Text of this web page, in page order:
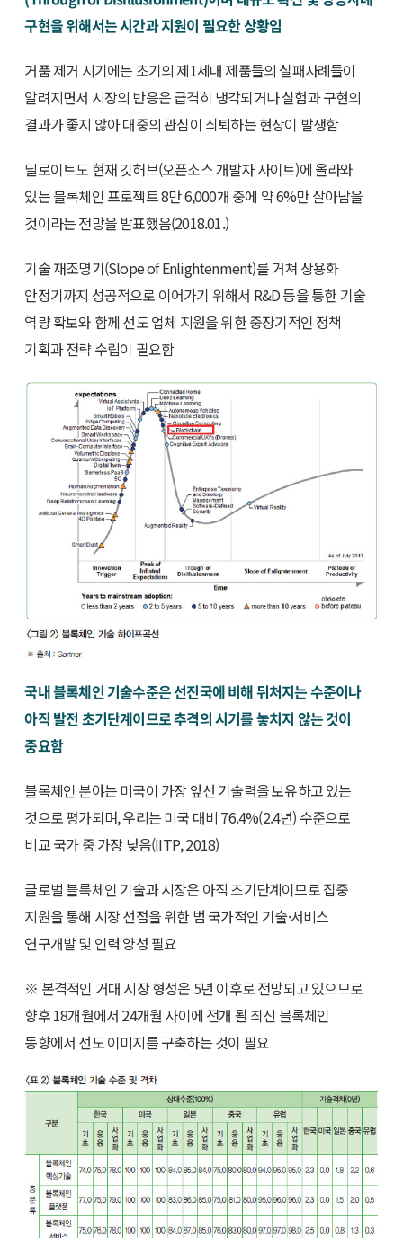
구현을 위해서는 시간과 지원이 필요한 상황임
거품 제거 시기에는 초기의 제1세대 제품들의 실패사례들이
알려지면서 시장의 반응은 급격히 냉각되거나 실험과 구현의
결과가 좋지 않아 대중의 관심이 쇠퇴하는 현상이 발생함
딜로이트도 현재 깃허브(오픈소스 개발자 사이트)에 올라와
있는 블록체인 프로젝트 8만 6,000개 중에 약 6%만 살아남을
것이라는 전망을 발표했음(2018.01.)
기술 재조명기(Slope of Enlightenment)를 거쳐 상용화
안정기까지 성공적으로 이어가기 위해서 R&D 등을 통한 기술
역량 확보와 함께 선도 업체 지원을 위한 중장기적인 정책
기획과 전략 수립이 필요함
국내 블록체인 기술수준은 선진국에 비해 뒤처지는 수준이나
아직 발전 초기단계이므로 추격의 시기를 놓치지 않는 것이
중요함
블록체인 분야는 미국이 가장 앞선 기술력을 보유하고 있는
것으로 평가되며, 우리는 미국 대비 76.4%(2.4년) 수준으로
비교 국가 중 가장 낮음(IITP, 2018)
글로벌 블록체인 기술과 시장은 아직 초기단계이므로 집중
지원을 통해 시장 선점을 위한 범 국가적인 기술·서비스
연구개발 및 인력 양성 필요
※ 본격적인 거대 시장 형성은 5년 이후로 전망되고 있으므로
향후 18개월에서 24개월 사이에 전개 될 최신 블록체인
동향에서 선도 이미지를 구축하는 것이 필요